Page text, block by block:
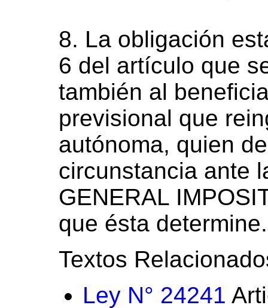
8. La obligación
6 del artículo que
también al
previsional que
autónoma, quien
circunstancia ante
GENERAL
que ésta determine.
Textos
Ley N° 24241